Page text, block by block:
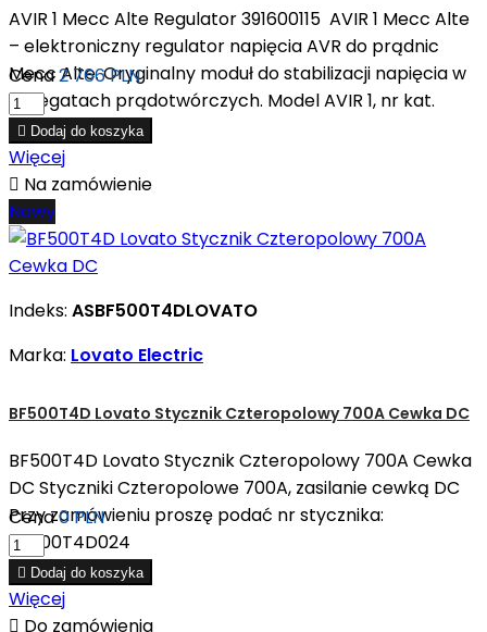
AVIR 1 Mecc Alte Regulator 391600115 AVIR 1 Mecc Alte
– elektroniczny regulator napięcia AVR do prądnic
Mecc Alte. Oryginalny moduł do stabilizacji napięcia w
agregatach prądotwórczych. Model AVIR 1, nr kat.
391600115.
Cena2 766 PLN
 Dodaj do koszyka
Więcej
 Na zamówienie
Nowy
Indeks: ASBF500T4DLOVATO
Marka: Lovato Electric
BF500T4D Lovato Stycznik Czteropolowy 700A Cewka DC
BF500T4D Lovato Stycznik Czteropolowy 700A Cewka
DC Styczniki Czteropolowe 700A, zasilanie cewką DC
Przy zamówieniu proszę podać nr stycznika:
BF500T4D024
Cena0 PLN
 Dodaj do koszyka
Więcej
 Do zamówienia